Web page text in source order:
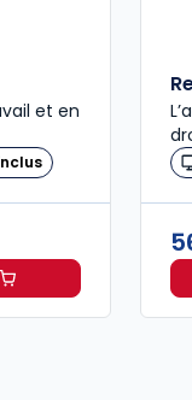
et en
Social à 58,05 €